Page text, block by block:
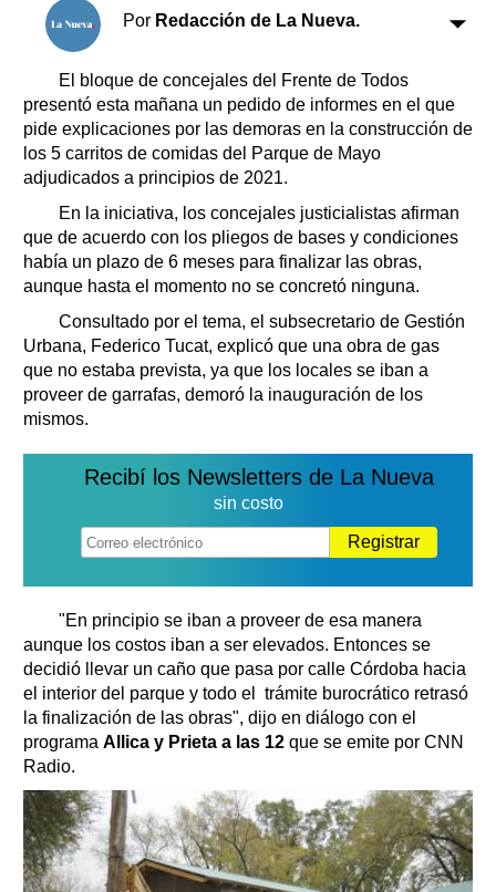
Clasificados
Horóscopo
Suplementos
Servicios
Farmacias
Transportes
Loterías
Fúnebres
Edictos
Teléfonos de urgencia
Por Redacción de La Nueva.
El bloque de concejales del Frente de Todos
presentó esta mañana un pedido de informes en el que
pide explicaciones por las demoras en la construcción de
los 5 carritos de comidas del Parque de Mayo
adjudicados a principios de 2021.
En la iniciativa, los concejales justicialistas afirman
que de acuerdo con los pliegos de bases y condiciones
había un plazo de 6 meses para finalizar las obras,
aunque hasta el momento no se concretó ninguna.
Consultado por el tema, el subsecretario de Gestión
Urbana, Federico Tucat, explicó que una obra de gas
que no estaba prevista, ya que los locales se iban a
proveer de garrafas, demoró la inauguración de los
mismos.
Recibí los Newsletters de La Nueva
sin costo
Registrar
"En principio se iban a proveer de esa manera
aunque los costos iban a ser elevados. Entonces se
decidió llevar un caño que pasa por calle Córdoba hacia
el interior del parque y todo el trámite burocrático retrasó
la finalización de las obras", dijo en diálogo con el
programa Allica y Prieta a las 12 que se emite por CNN
Radio.